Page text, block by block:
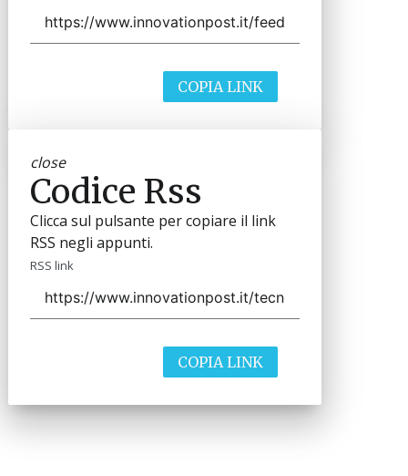
COPIA LINK
close
Codice Rss
Clicca sul pulsante per copiare il link
RSS negli appunti.
RSS link
COPIA LINK